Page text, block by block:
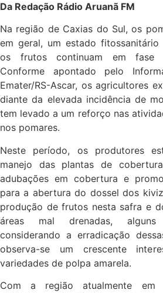
Da Redação Rádio Aruanã FM
Na região de Caxias do Sul, os
em geral, um estado fitossanitário
os frutos continuam em fase
Conforme apontado pelo
Emater/RS-Ascar, os agricultores
diante da elevada incidência de
tem levado a um reforço nas
nos pomares.
Neste período, os produtores
manejo das plantas de
adubações em cobertura e
para a abertura do dossel dos
produção de frutos nesta safra e
áreas mal drenadas, alguns
considerando a erradicação
observa-se um crescente
variedades de polpa amarela.
Com a região atualmente em